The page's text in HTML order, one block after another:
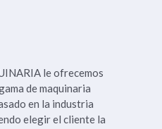
le ofrecemos
de maquinaria
en la industria
elegir el cliente la